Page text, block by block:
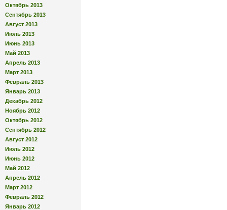
Октябрь 2013
Сентябрь 2013
Август 2013
Июль 2013
Июнь 2013
Май 2013
Апрель 2013
Март 2013
Февраль 2013
Январь 2013
Декабрь 2012
Ноябрь 2012
Октябрь 2012
Сентябрь 2012
Август 2012
Июль 2012
Июнь 2012
Май 2012
Апрель 2012
Март 2012
Февраль 2012
Январь 2012